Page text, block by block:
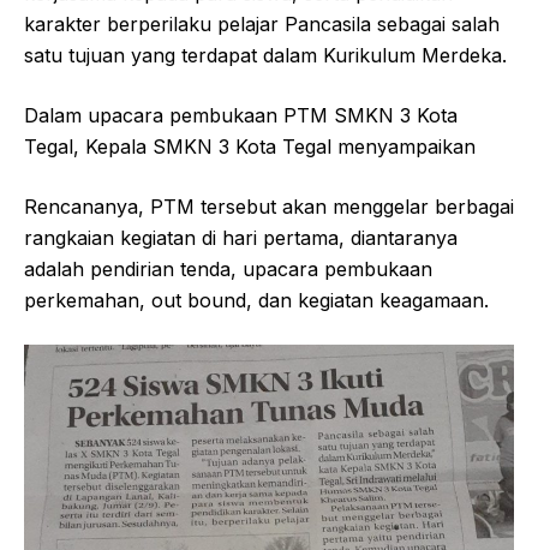
karakter berperilaku pelajar Pancasila sebagai salah
satu tujuan yang terdapat dalam Kurikulum Merdeka.
Dalam upacara pembukaan PTM SMKN 3 Kota
Tegal, Kepala SMKN 3 Kota Tegal menyampaikan
Rencananya, PTM tersebut akan menggelar berbagai
rangkaian kegiatan di hari pertama, diantaranya
adalah pendirian tenda, upacara pembukaan
perkemahan, out bound, dan kegiatan keagamaan.